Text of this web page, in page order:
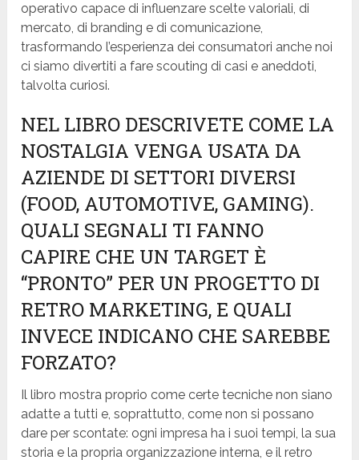
operativo capace di influenzare scelte valoriali, di
mercato, di branding e di comunicazione,
trasformando l’esperienza dei consumatori anche noi
ci siamo divertiti a fare scouting di casi e aneddoti,
talvolta curiosi.
NEL LIBRO DESCRIVETE COME LA
NOSTALGIA VENGA USATA DA
AZIENDE DI SETTORI DIVERSI
(FOOD, AUTOMOTIVE, GAMING).
QUALI SEGNALI TI FANNO
CAPIRE CHE UN TARGET È
“PRONTO” PER UN PROGETTO DI
RETRO MARKETING, E QUALI
INVECE INDICANO CHE SAREBBE
FORZATO?
Il libro mostra proprio come certe tecniche non siano
adatte a tutti e, soprattutto, come non si possano
dare per scontate: ogni impresa ha i suoi tempi, la sua
storia e la propria organizzazione interna, e il retro